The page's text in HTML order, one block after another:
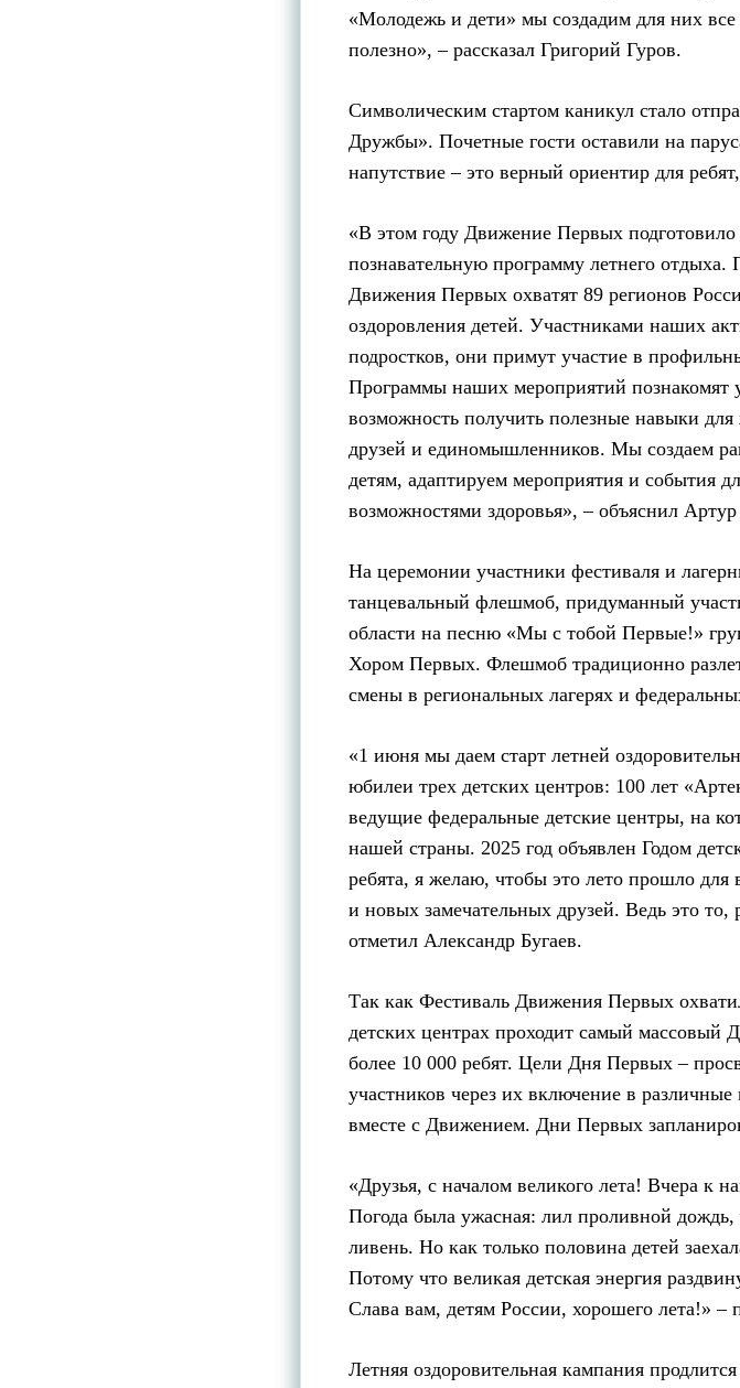
«Молодежь и дети» мы создадим для них
полезно», – рассказал Григорий Гуров.
Символическим стартом каникул стало
Дружбы». Почетные гости оставили на
напутствие – это верный ориентир для
«В этом году Движение Первых
познавательную программу летнего
Движения Первых охватят 89 регионов
оздоровления детей. Участниками наших
подростков, они примут участие в
Программы наших мероприятий познакомят
возможность получить полезные навыки
друзей и единомышленников. Мы создаем
детям, адаптируем мероприятия и события
возможностями здоровья», – объяснил
На церемонии участники фестиваля и
танцевальный флешмоб, придуманный
области на песню «Мы с тобой Первые!»
Хором Первых. Флешмоб традиционно
смены в региональных лагерях и
«1 июня мы даем старт летней
юбилеи трех детских центров: 100 лет
ведущие федеральные детские центры, на
нашей страны. 2025 год объявлен Годом
ребята, я желаю, чтобы это лето прошло
и новых замечательных друзей. Ведь это то,
отметил Александр Бугаев.
Так как Фестиваль Движения Первых
детских центрах проходит самый
более 10 000 ребят. Цели Дня Первых –
участников через их включение в
вместе с Движением. Дни Первых
«Друзья, с началом великого лета! Вчера к
Погода была ужасная: лил проливной
ливень. Но как только половина детей
Потому что великая детская энергия
Слава вам, детям России, хорошего лета!» –
Летняя оздоровительная кампания